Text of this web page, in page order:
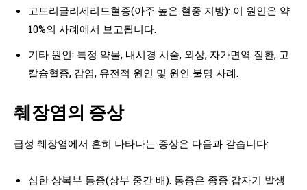
고트리글리세리드혈증(아주 높은 혈중 지방): 이 원인은 약
10%의 사례에서 보고됩니다.
기타 원인: 특정 약물, 내시경 시술, 외상, 자가면역 질환, 고
칼슘혈증, 감염, 유전적 원인 및 원인 불명 사례.
췌장염의 증상
급성 췌장염에서 흔히 나타나는 증상은 다음과 같습니다:
심한 상복부 통증(상부 중간 배). 통증은 종종 갑자기 발생